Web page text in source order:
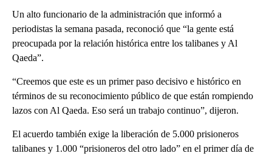
Un alto funcionario de la administración que informó a
periodistas la semana pasada, reconoció que “la gente está
preocupada por la relación histórica entre los talibanes y Al
Qaeda”.
“Creemos que este es un primer paso decisivo e histórico en
términos de su reconocimiento público de que están rompiendo
lazos con Al Qaeda. Eso será un trabajo continuo”, dijeron.
El acuerdo también exige la liberación de 5.000 prisioneros
talibanes y 1.000 “prisioneros del otro lado” en el primer día de